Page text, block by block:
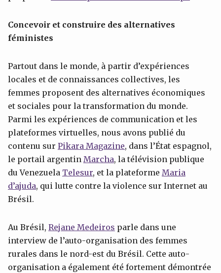
Concevoir et construire des alternatives
féministes
Partout dans le monde, à partir d’expériences
locales et de connaissances collectives, les
femmes proposent des alternatives économiques
et sociales pour la transformation du monde.
Parmi les expériences de communication et les
plateformes virtuelles, nous avons publié du
contenu sur Pikara Magazine, dans l’État espagnol,
le portail argentin Marcha, la télévision publique
du Venezuela Telesur, et la plateforme Maria
d’ajuda, qui lutte contre la violence sur Internet au
Brésil.
Au Brésil, Rejane Medeiros parle dans une
interview de l’auto-organisation des femmes
rurales dans le nord-est du Brésil. Cette auto-
organisation a également été fortement démontrée